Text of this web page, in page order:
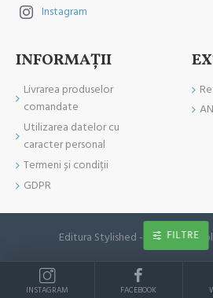
Instagram
INFORMAŢII
Livrarea produselor
comandate
Utilizarea datelor cu
caracter personal
Termeni și condiții
GDPR
Editura Stylished - Cartea din
INSTAGRAM FACEBOOK
FILTRE